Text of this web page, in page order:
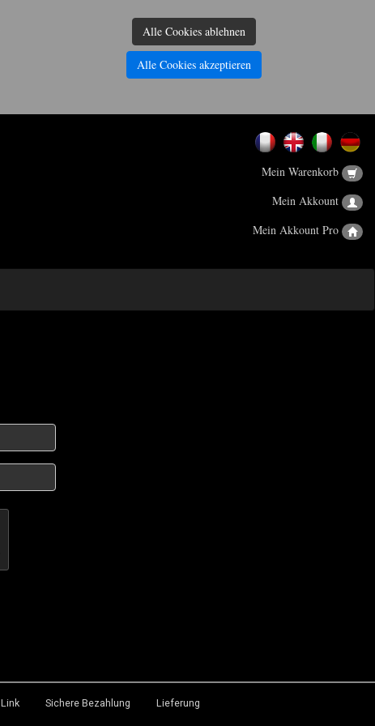
Alle Cookies ablehnen
Alle Cookies akzeptieren
Mein Warenkorb
Mein Akkount
Mein Akkount Pro
Link Sichere Bezahlung Lieferung